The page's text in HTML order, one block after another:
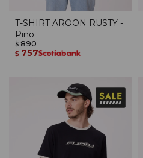
T-SHIRT AROON RUSTY -
Pino
$ 890
$ 757